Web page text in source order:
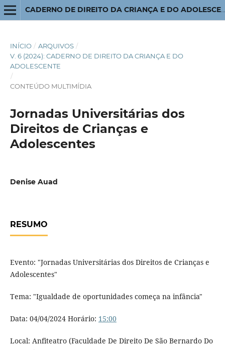
CADERNO DE DIREITO DA CRIANÇA E DO ADOLESCENTE
INÍCIO / ARQUIVOS /
V. 6 (2024): CADERNO DE DIREITO DA CRIANÇA E DO
ADOLESCENTE
/
CONTEÚDO MULTIMÍDIA
Jornadas Universitárias dos
Direitos de Crianças e
Adolescentes
Denise Auad
RESUMO
Evento: "Jornadas Universitárias dos Direitos de Crianças e
Adolescentes"
Tema: "Igualdade de oportunidades começa na infância"
Data: 04/04/2024 Horário: 15:00
Local: Anfiteatro (Faculdade De Direito De São Bernardo Do